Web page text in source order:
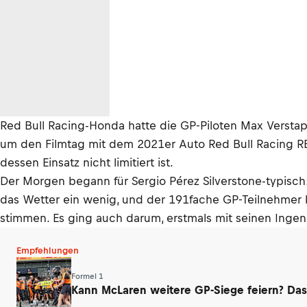
Red Bull Racing-Honda hatte die GP-Piloten Max
um den Filmtag mit dem 2021er Auto Red Bull Racing
dessen Einsatz nicht limitiert ist.
Der Morgen begann für Sergio Pérez Silverstone-
das Wetter ein wenig, und der 191fache GP-
stimmen. Es ging auch darum, erstmals mit seinen
Empfehlungen
Formel 1
Kann McLaren weitere GP-Siege feiern?